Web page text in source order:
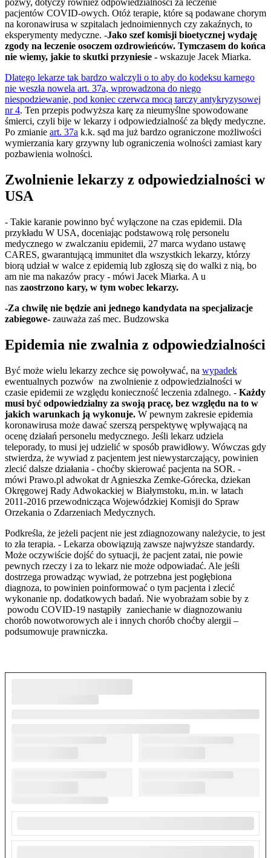
pozwy, dotyczy również odpowiedzialności za leczenie
pacjentów COVID-owych. Otóż terapie, które są podawane chorym
na koronawirusa w szpitalach jednoimiennych czy zakaźnych, to
eksperymenty medyczne. -Jako szef komisji bioetycznej wydaję
zgody na leczenie osoczem ozdrowieńców. Tymczasem do końca
nie wiemy, jakie to skutki przyniesie - wskazuje Jacek Miarka.
Dlatego lekarze tak bardzo walczyli o to aby do kodeksu karnego
nie weszła nowela art. 37a, wprowadzona do niego
niespodziewanie, pod koniec czerwca mocą tarczy antykryzysowej
nr 4. Ten przepis podwyższa karę za nieumyślne spowodowane
śmierci, czyli bije w lekarzy i odpowiedzialność za błędy medyczne.
Po zmianie art. 37a k.k. sąd ma już bardzo ograniczone możliwości
wymierzania kary grzywny lub ograniczenia wolności zamiast kary
pozbawienia wolności.
Zwolnienie lekarzy z odpowiedzialności w
USA
- Takie karanie powinno być wyłączone na czas epidemii. Dla
przykładu W USA, doceniając podstawową rolę personelu
medycznego w zwalczaniu epidemii, 27 marca wydano ustawę
CARES, gwarantującą immunitet dla wszystkich lekarzy, którzy
biorą udział w walce z epidemią lub zgłoszą się do walki z nią, bo
am nie ma nakazów pracy - mówi Jacek Miarka. A u
nas zaostrzono kary, w tym wobec lekarzy.
-Za chwilę nie będzie ani jednego kandydata na specjalizacje
zabiegowe- zauważa zaś mec. Budzowska
Epidemia nie zwalnia z odpowiedzialności
Być może wielu lekarzy zechce się powoływać, na wypadek
ewentualnych pozwów na zwolnienie z odpowiedzialności w
czasie epidemii ze względu konieczność leczenia zdalnego. - Każdy
musi być odpowiedzialny za swoją pracę, bez względu na to w
jakich warunkach ją wykonuje. W pewnym zakresie epidemia
koronawirusa może dawać szerszą perspektywę wpływającą na
ocenę działań personelu medycznego. Jeśli lekarz udziela
teleporady, to musi jej udzielić w sposób prawidłowy. Wówczas gdy
stwierdza, że wywiad z pacjentem jest niewystarczający, powinien
zlecić dalsze działania - choćby skierować pacjenta na SOR. -
mówi Prawo.pl adwokat dr Agnieszka Zemke-Górecka, dziekan
Okręgowej Rady Adwokackiej w Białymstoku, m.in. w latach
2011-2016 przewodnicząca Wojewódzkiej Komisji do Spraw
Orzekania o Zdarzeniach Medycznych.
Podkreśla, że jeżeli pacjent nie jest zdiagnozowany należycie, to jest
to zła terapia. - Lekarza obowiązują zawsze najwyższe standardy.
Może oczywiście dojść do sytuacji, że pacjent zatai, nie powie
pewnych rzeczy i za to lekarz nie może odpowiadać. Ale jeśli
dostrzega prowadząc wywiad, że potrzebna jest pogłębiona
diagnoza, to powinien poinformować o tym pacjenta i zlecić
wykonanie np. dodatkowych badań. Nie wyobrażam sobie by z
powodu COVID-19 nastąpiły zaniechanie w diagnozowaniu
chorób nowotworowych ale i innych chorób choćby alergii –
podsumowuje prawniczka.